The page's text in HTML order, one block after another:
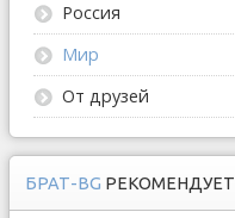
Россия
Мир
От друзей
БРАТ-BG РЕКОМЕНДУЕТ